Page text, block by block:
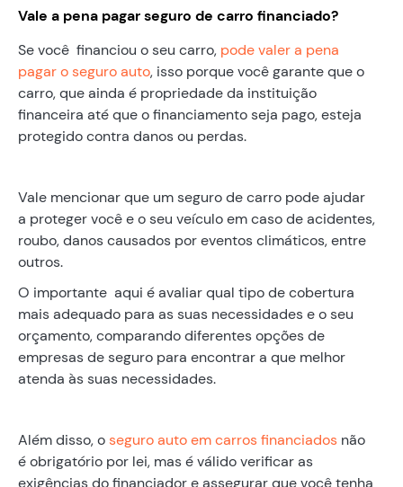
Vale a pena pagar seguro de carro financiado?
Se você financiou o seu carro, pode valer a pena
pagar o seguro auto, isso porque você garante que o
carro, que ainda é propriedade da instituição
financeira até que o financiamento seja pago, esteja
protegido contra danos ou perdas.
Vale mencionar que um seguro de carro pode ajudar
a proteger você e o seu veículo em caso de acidentes,
roubo, danos causados por eventos climáticos, entre
outros.
O importante aqui é avaliar qual tipo de cobertura
mais adequado para as suas necessidades e o seu
orçamento, comparando diferentes opções de
empresas de seguro para encontrar a que melhor
atenda às suas necessidades.
Além disso, oseguro auto em carros financiados não
é obrigatório por lei, mas é válido verificar as
exigências do financiador e assegurar que você tenha